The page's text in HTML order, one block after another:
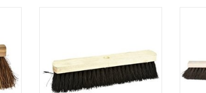
AJOUTER AU PANIER